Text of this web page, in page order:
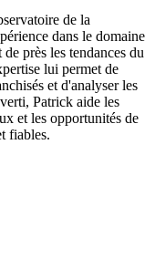
de la
dans le domaine
près les tendances du
lui permet de
et d'analyser les
Patrick aide les
et les opportunités de
fiables.